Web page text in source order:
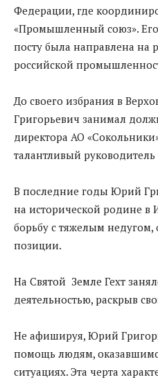
Федерации, где
«Промышленный союз». Его
посту была направлена на
российской
До своего избрания в
Григорьевич занимал
директора АО
талантливый руководитель
В последние годы Юрий
на исторической родине в
борьбу с тяжелым недугом,
позиции.
На Святой Земле Гехт
деятельностью, раскрыв
Не афишируя, Юрий
помощь людям,
ситуациях. Эта черта